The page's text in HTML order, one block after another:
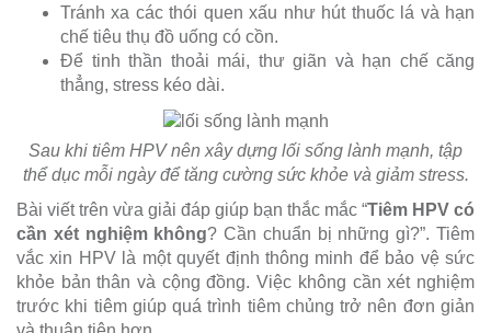
Tránh xa các thói quen xấu như hút thuốc lá và hạn
chế tiêu thụ đồ uống có cồn.
Để tinh thần thoải mái, thư giãn và hạn chế căng
thẳng, stress kéo dài.
Sau khi tiêm HPV nên xây dựng lối sống lành mạnh, tập
thể dục mỗi ngày để tăng cường sức khỏe và giảm stress.
Bài viết trên vừa giải đáp giúp bạn thắc mắc “Tiêm HPV có
cần xét nghiệm không? Cần chuẩn bị những gì?”. Tiêm
vắc xin HPV là một quyết định thông minh để bảo vệ sức
khỏe bản thân và cộng đồng. Việc không cần xét nghiệm
trước khi tiêm giúp quá trình tiêm chủng trở nên đơn giản